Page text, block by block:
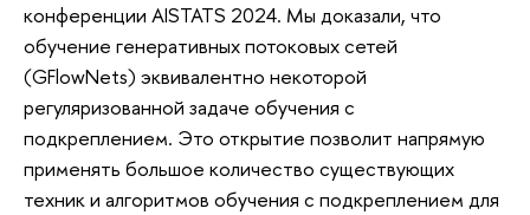
конференции AISTATS 2024. Мы доказали, что
обучение генеративных потоковых сетей
(GFlowNets) эквивалентно некоторой
регуляризованной задаче обучения с
подкреплением. Это открытие позволит напрямую
применять большое количество существующих
техник и алгоритмов обучения с подкреплением для